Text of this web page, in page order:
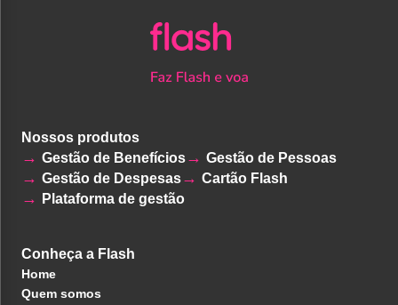
Nossos produtos
Gestão de Benefícios
Gestão de Pessoas
Gestão de Despesas
Cartão Flash
Plataforma de gestão
Conheça a Flash
Home
Quem somos